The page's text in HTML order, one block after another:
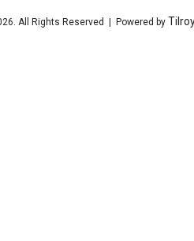
All Rights Reserved | Powered by